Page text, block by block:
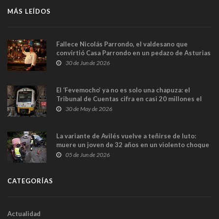
MÁS LEÍDOS
Fallece Nicolás Parrondo, el valdesano que
convirtió Casa Parrondo en un pedazo de Asturias
en Madrid
30 de Jun de 2026
El ‘Fevemocho’ ya no es solo una chapuza: el
Tribunal de Cuentas cifra en casi 20 millones el
sobrecoste de los trenes que no cabían por los
30 de May de 2026
La variante de Avilés vuelve a teñirse de luto:
muere un joven de 32 años en un violento choque
frontal
05 de Jun de 2026
CATEGORÍAS
Actualidad